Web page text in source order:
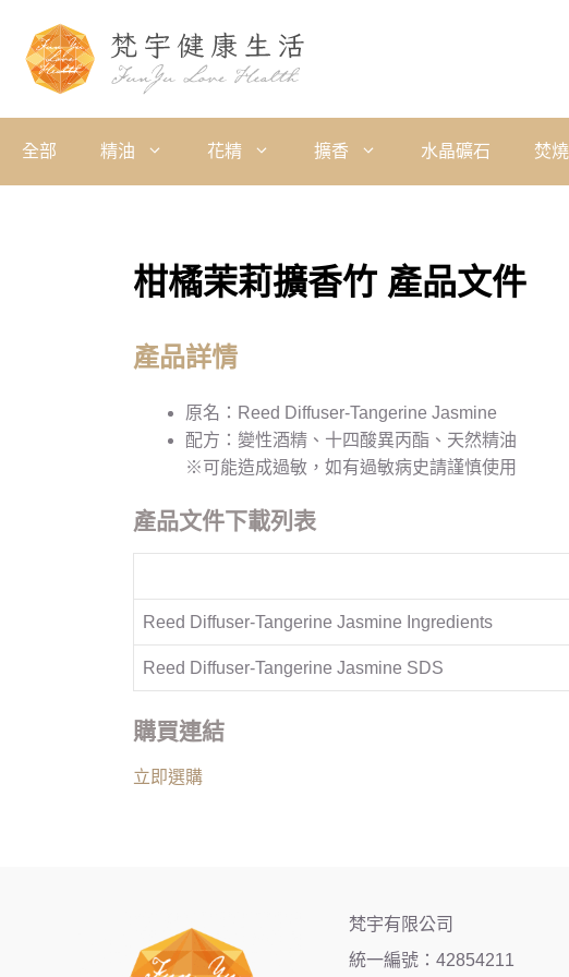
全部 精油 花精 擴香 水晶礦石 焚
柑橘茉莉擴香竹 產品文件
產品詳情
原名：Reed Diffuser-Tangerine Jasmine
配方：變性酒精、十四酸異丙酯、天然精油
※可能造成過敏，如有過敏病史請謹慎使用
產品文件下載列表
Reed Diffuser-Tangerine Jasmine Ingredients
Reed Diffuser-Tangerine Jasmine SDS
購買連結
立即選購
梵宇有限公司
統一編號：42854211